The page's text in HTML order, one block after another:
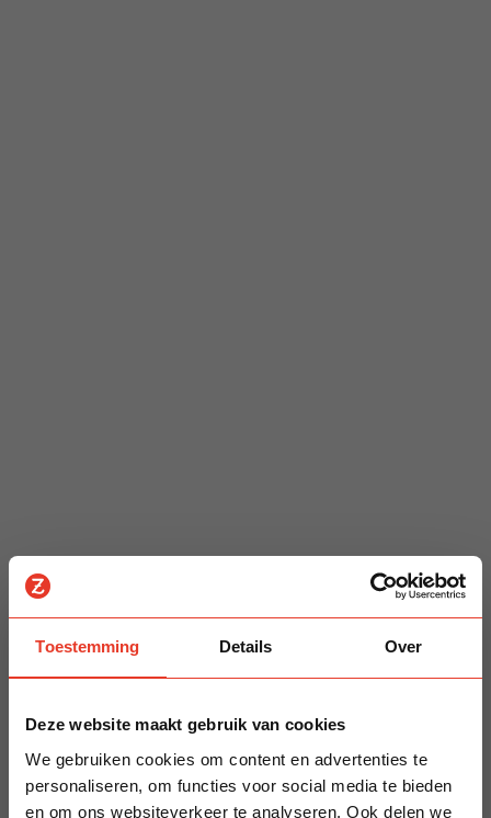
Toestemming Details Over
Deze website maakt gebruik van cookies
We gebruiken cookies om content en advertenties te
personaliseren, om functies voor social media te bieden
en om ons websiteverkeer te analyseren. Ook delen we